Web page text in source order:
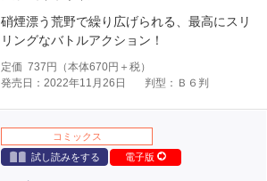
硝煙漂う荒野で繰り広げられる、最高にスリ
リングなバトルアクション！
定価 737 円（本体670円＋税）
発売日：2022年11月26日
判型：Ｂ６判
コミックス
試し読みをする
電子版